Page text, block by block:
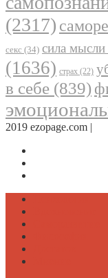
(2317)
секс (34) сила мысли
(1636) страх (22)
в себе (839)
2019 ezopage.com |